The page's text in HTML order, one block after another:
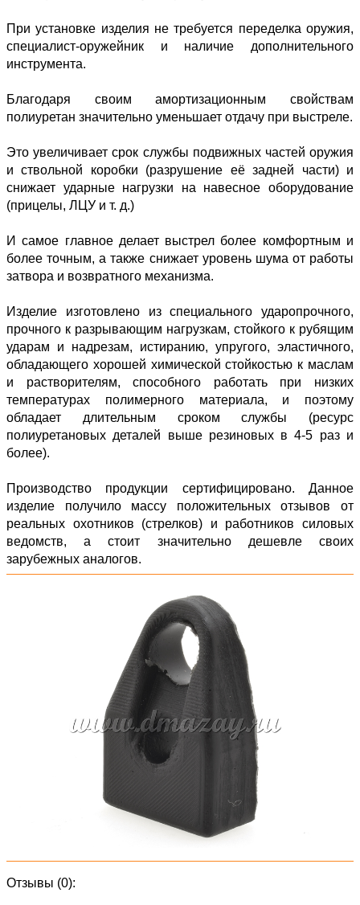
При установке изделия не требуется переделка оружия,
специалист-оружейник и наличие дополнительного
инструмента.
Благодаря своим амортизационным свойствам
полиуретан значительно уменьшает отдачу при выстреле.
Это увеличивает срок службы подвижных частей оружия
и ствольной коробки (разрушение её задней части) и
снижает ударные нагрузки на навесное оборудование
(прицелы, ЛЦУ и т. д.)
И самое главное делает выстрел более комфортным и
более точным, а также снижает уровень шума от работы
затвора и возвратного механизма.
Изделие изготовлено из специального ударопрочного,
прочного к разрывающим нагрузкам, стойкого к рубящим
ударам и надрезам, истиранию, упругого, эластичного,
обладающего хорошей химической стойкостью к маслам
и растворителям, способного работать при низких
температурах полимерного материала, и поэтому
обладает длительным сроком службы (ресурс
полиуретановых деталей выше резиновых в 4-5 раз и
более).
Производство продукции сертифицировано. Данное
изделие получило массу положительных отзывов от
реальных охотников (стрелков) и работников силовых
ведомств, а стоит значительно дешевле своих
зарубежных аналогов.
Отзывы (0):